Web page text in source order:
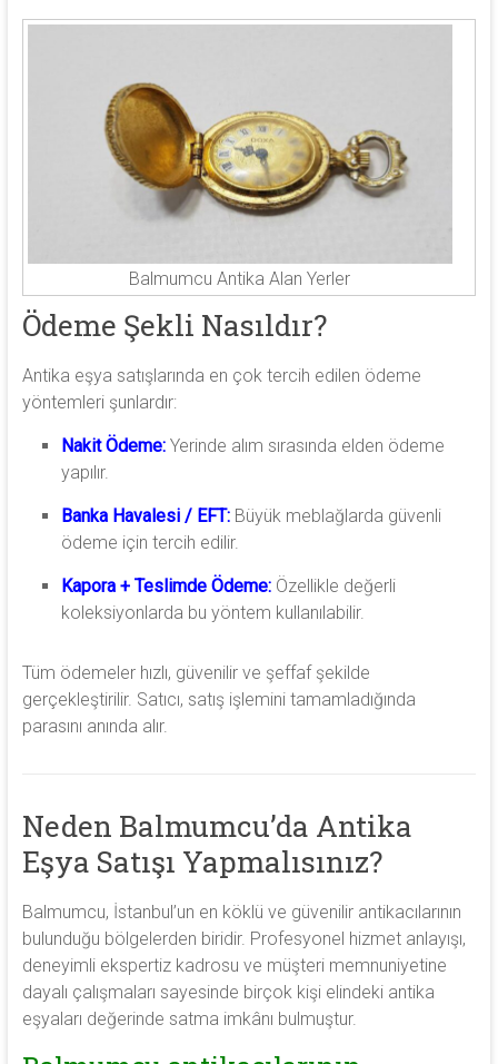
Balmumcu Antika Alan Yerler
Ödeme Şekli Nasıldır?
Antika eşya satışlarında en çok tercih edilen ödeme
yöntemleri şunlardır:
Nakit Ödeme:Yerinde alım sırasında elden ödeme
yapılır.
Banka Havalesi / EFT:Büyük meblağlarda güvenli
ödeme için tercih edilir.
Kapora + Teslimde Ödeme:Özellikle değerli
koleksiyonlarda bu yöntem kullanılabilir.
Tüm ödemeler hızlı, güvenilir ve şeffaf şekilde
gerçekleştirilir. Satıcı, satış işlemini tamamladığında
parasını anında alır.
Neden Balmumcu’da Antika
Eşya Satışı Yapmalısınız?
Balmumcu, İstanbul’un en köklü ve güvenilir antikacılarının
bulunduğu bölgelerden biridir. Profesyonel hizmet anlayışı,
deneyimli ekspertiz kadrosu ve müşteri memnuniyetine
dayalı çalışmaları sayesinde birçok kişi elindeki antika
eşyaları değerinde satma imkânı bulmuştur.